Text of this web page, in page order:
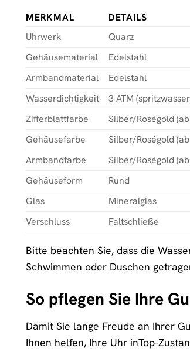
MERKMAL
DETAILS
Uhrwerk
Quarz
Gehäusematerial
Edelstahl
Armbandmaterial
Edelstahl
Wasserdichtigkeit
3 ATM
Zifferblattfarbe
Silber/Roségold
Gehäusefarbe
Silber/Roségold
Armbandfarbe
Silber/Roségold
Gehäuseform
Rund
Glas
Mineralglas
Verschluss
Faltschließe
Bitte beachten Sie, dass die
Schwimmen oder Duschen
So pflegen Sie Ihre
Damit Sie lange Freude an Ihrer
Ihnen helfen, Ihre Uhr inTop-